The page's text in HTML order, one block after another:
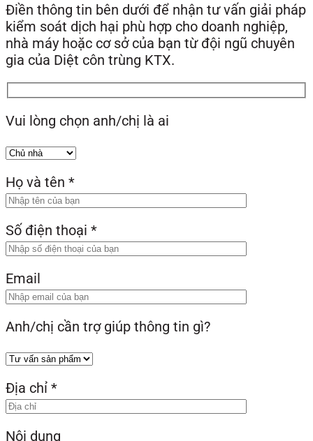
Điền thông tin bên dưới để nhận tư vấn giải pháp
kiểm soát dịch hại phù hợp cho doanh nghiệp,
nhà máy hoặc cơ sở của bạn từ đội ngũ chuyên
gia của Diệt côn trùng KTX.
Vui lòng chọn anh/chị là ai
Họ và tên *
Số điện thoại *
Email
Anh/chị cần trợ giúp thông tin gì?
Địa chỉ *
Nội dung